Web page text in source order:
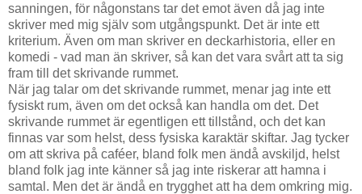
sanningen, för någonstans tar det emot även då jag inte
skriver med mig själv som utgångspunkt. Det är inte ett
kriterium. Även om man skriver en deckarhistoria, eller en
komedi - vad man än skriver, så kan det vara svårt att ta sig
fram till det skrivande rummet.
När jag talar om det skrivande rummet, menar jag inte ett
fysiskt rum, även om det också kan handla om det. Det
skrivande rummet är egentligen ett tillstånd, och det kan
finnas var som helst, dess fysiska karaktär skiftar. Jag tycker
om att skriva på caféer, bland folk men ändå avskiljd, helst
bland folk jag inte känner så jag inte riskerar att hamna i
samtal. Men det är ändå en trygghet att ha dem omkring mig.